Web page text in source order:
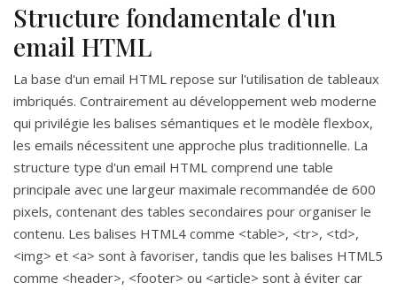
Structure fondamentale d'un
email HTML
La base d'un email HTML repose sur l'utilisation de tableaux
imbriqués. Contrairement au développement web moderne
qui privilégie les balises sémantiques et le modèle flexbox,
les emails nécessitent une approche plus traditionnelle. La
structure type d'un email HTML comprend une table
principale avec une largeur maximale recommandée de 600
pixels, contenant des tables secondaires pour organiser le
contenu. Les balises HTML4 comme <table>, <tr>, <td>,
<img> et <a> sont à favoriser, tandis que les balises HTML5
comme <header>, <footer> ou <article> sont à éviter car